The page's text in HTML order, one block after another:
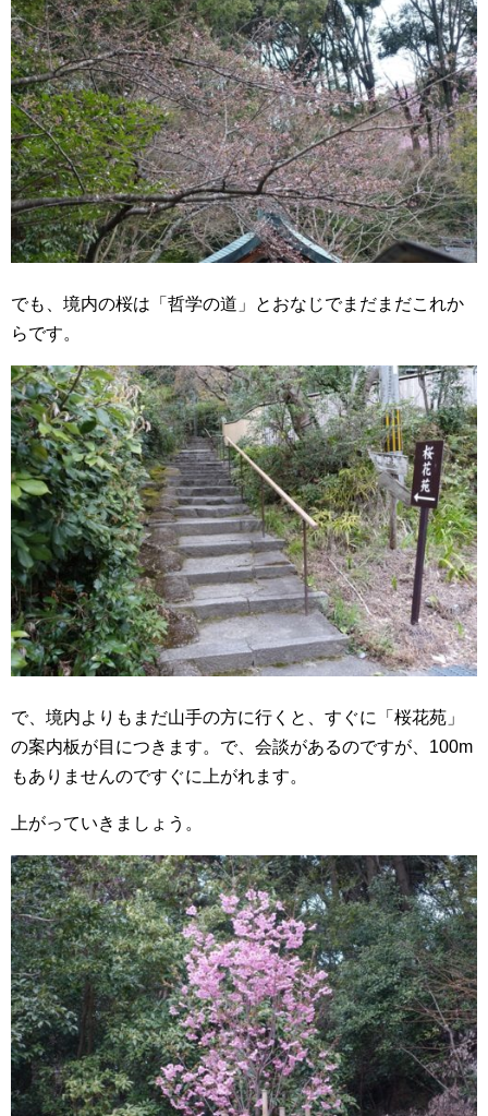
でも、境内の桜は「哲学の道」とおなじでまだまだこれか
らです。
で、境内よりもまだ山手の方に行くと、すぐに「桜花苑」
の案内板が目につきます。で、会談があるのですが、100m
もありませんのですぐに上がれます。
上がっていきましょう。